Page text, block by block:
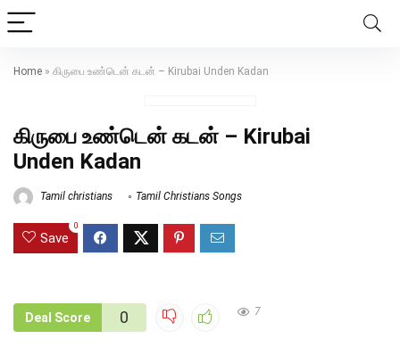
Home » கிருபை உண்டென் கடன் – Kirubai Unden Kadan
கிருபை உண்டென் கடன் – Kirubai
Unden Kadan
Tamil christians Tamil Christians Songs
Save
0
Deal Score 0 7